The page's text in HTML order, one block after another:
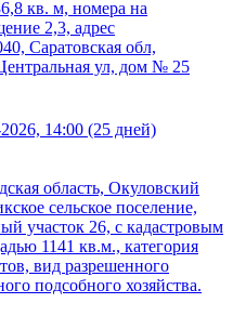
кв. м, номера на
2,3, адрес
Саратовская обл,
ул, дом № 25
14:00 (25 дней)
область, Окуловский
сельское поселение,
участок 26, с кадастровым
1141 кв.м., категория
вид разрешенного
подсобного хозяйства.